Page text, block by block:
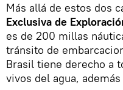
Más allá de estos dos
Exclusiva de
es de 200 millas
tránsito de
Brasil tiene derecho a
vivos del agua,